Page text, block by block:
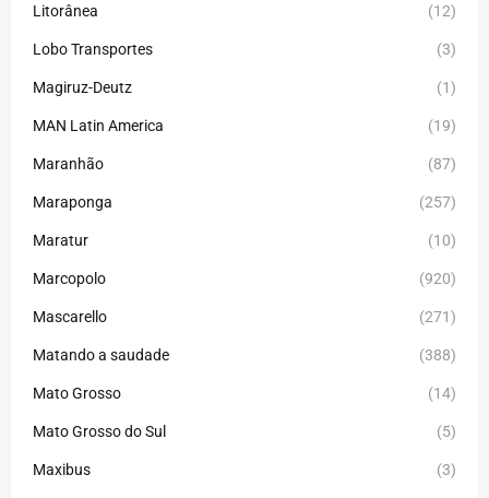
Litorânea (12)
Lobo Transportes (3)
Magiruz-Deutz (1)
MAN Latin America (19)
Maranhão (87)
Maraponga (257)
Maratur (10)
Marcopolo (920)
Mascarello (271)
Matando a saudade (388)
Mato Grosso (14)
Mato Grosso do Sul (5)
Maxibus (3)